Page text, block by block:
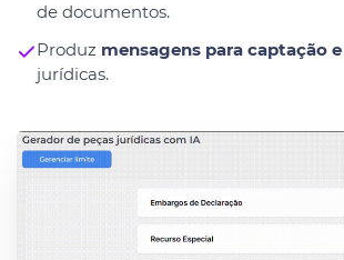
de documentos.
Produz mensagens para captação
jurídicas.